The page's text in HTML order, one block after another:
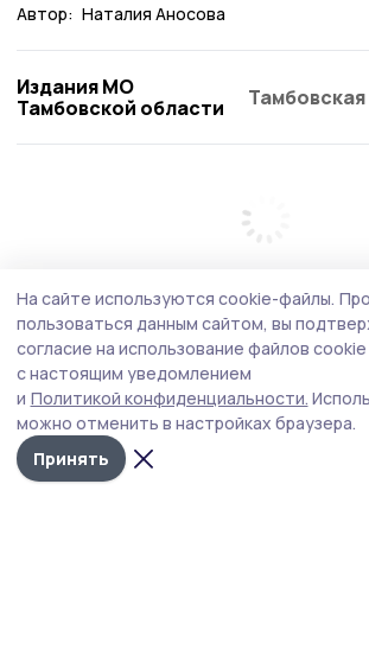
Автор: Наталия Аносова
Издания МО
Тамбовской области
На сайте используются cookie-файлы.
пользоваться данным сайтом, вы
согласие на использование файлов
с настоящим уведомлением
и Политикой конфиденциальности.
можно отменить в настройках браузера.
Принять